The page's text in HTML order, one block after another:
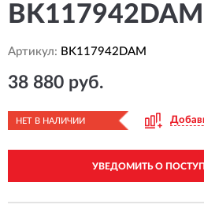
BK117942DAM
Артикул: BK117942DAM
38 880 руб.
НЕТ В НАЛИЧИИ
УВЕДОМИТЬ О